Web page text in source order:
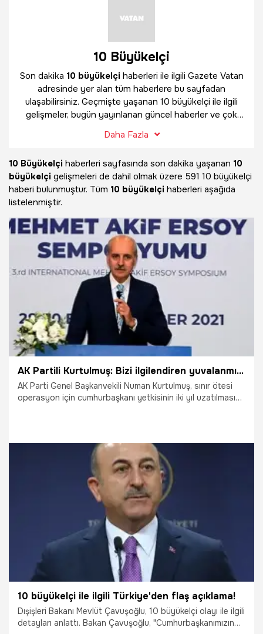
10 Büyükelçi
Son dakika 10 büyükelçi haberleri ile ilgili Gazete Vatan
adresinde yer alan tüm haberlere bu sayfadan
ulaşabilirsiniz. Geçmişte yaşanan 10 büyükelçi ile ilgili
gelişmeler, bugün yayınlanan güncel haberler ve çok
bulabilirsiniz.
Daha Fazla
10 Büyükelçi haberleri sayfasında son dakika yaşanan 10
büyükelçi gelişmeleri de dahil olmak üzere 591 10 büyükelçi
haberi bulunmuştur. Tüm 10 büyükelçi haberleri aşağıda
listelenmiştir.
AK Partili Kurtulmuş: Bizi ilgilendiren yuvalanmış terör örgütleri
AK Parti Genel Başkanvekili Numan Kurtulmuş, sınır ötesi
operasyon için cumhurbaşkanı yetkisinin iki yıl uzatılması
örgütlerinin, Türkiye'nin bütünlüğüne vermiş olduğu
Siyaset
10 büyükelçi ile ilgili Türkiye'den flaş açıklama!
Dışişleri Bakanı Mevlüt Çavuşoğlu, 10 büyükelçi olayı ile ilgili
detayları anlattı. Bakan Çavuşoğlu, "Cumhurbaşkanımızın